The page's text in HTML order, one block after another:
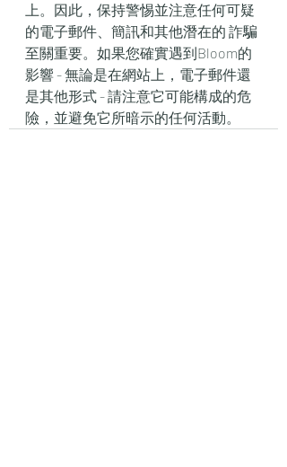
上。因此，保持警惕並注意任何可疑
的電子郵件、簡訊和其他潛在的 詐騙
至關重要。如果您確實遇到Bloom的
影響 - 無論是在網站上，電子郵件還
是其他形式 - 請注意它可能構成的危
險，並避免它所暗示的任何活動。